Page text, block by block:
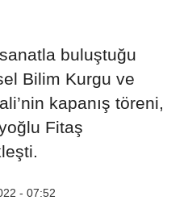
sanatla buluştuğu
Bilim Kurgu ve
kapanış töreni,
Fitaş
- 07:52